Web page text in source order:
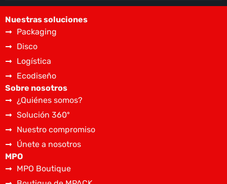
Nuestras soluciones
Packaging
Disco
Logística
Ecodiseño
Sobre nosotros
¿Quiénes somos?
Solución 360º
Nuestro compromiso
Únete a nosotros
MPO
MPO Boutique